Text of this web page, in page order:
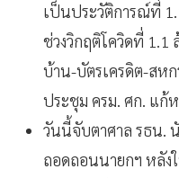
เป็นประวัติการณ์ที่
ช่วงวิกฤติโควิดที่
บ้าน-บัตรเครดิต-สห
ประชุม ครม. ศก. แก้
วันนี้จับตาศาล รธน.
ถอดถอนนายกฯ หลัง